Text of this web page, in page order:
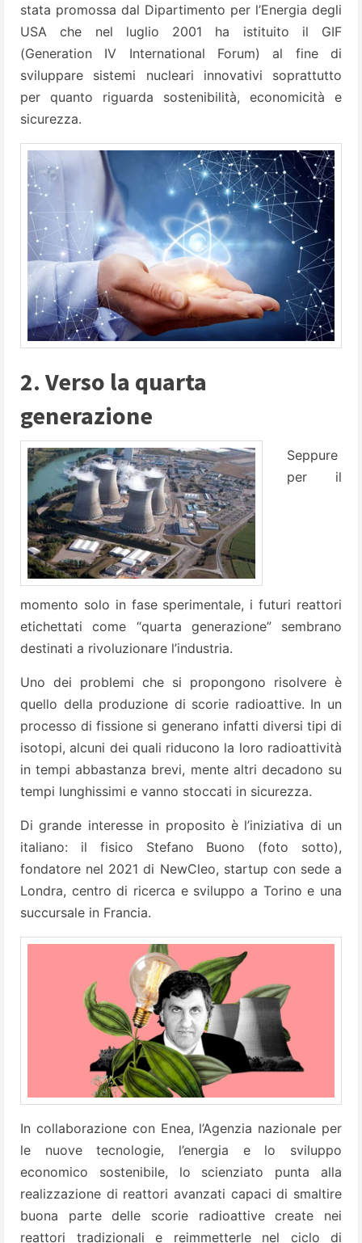
stata promossa dal Dipartimento per l’Energia degli
USA che nel luglio 2001 ha istituito il GIF
(Generation IV International Forum) al fine di
sviluppare sistemi nucleari innovativi soprattutto
per quanto riguarda sostenibilità, economicità e
sicurezza.
2. Verso la quarta
generazione
Seppure
per il
momento solo in fase sperimentale, i futuri reattori
etichettati come “quarta generazione” sembrano
destinati a rivoluzionare l’industria.
Uno dei problemi che si propongono risolvere è
quello della produzione di scorie radioattive. In un
processo di fissione si generano infatti diversi tipi di
isotopi, alcuni dei quali riducono la loro radioattività
in tempi abbastanza brevi, mente altri decadono su
tempi lunghissimi e vanno stoccati in sicurezza.
Di grande interesse in proposito è l’iniziativa di un
italiano: il fisico Stefano Buono (foto sotto),
fondatore nel 2021 di NewCleo, startup con sede a
Londra, centro di ricerca e sviluppo a Torino e una
succursale in Francia.
In collaborazione con Enea, l’Agenzia nazionale per
le nuove tecnologie, l’energia e lo sviluppo
economico sostenibile, lo scienziato punta alla
realizzazione di reattori avanzati capaci di smaltire
buona parte delle scorie radioattive create nei
reattori tradizionali e reimmetterle nel ciclo di